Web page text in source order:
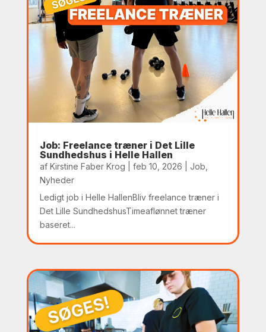
Job: Freelance træner i Det Lille
Sundhedshus i Helle Hallen
af Kirstine Faber Krog feb 10, 2026 Job
Nyheder
Ledigt job i Helle HallenBliv freelance træner i
Det Lille SundhedshusTimeaflønnet træner
baseret...